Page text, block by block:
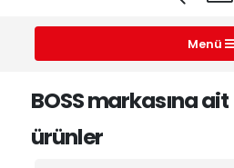
Menü
BOSS markasına ait
ürünler